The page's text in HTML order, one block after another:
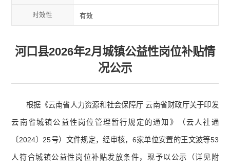
时效性 有效
河口县2026年2月城镇公益性岗位补贴情
况公示
根据《云南省人力资源和社会保障厅 云南省财政厅关于印发
云南省城镇公益性岗位管理暂行规定的通知》（云人社通
〔2024〕25号）文件规定，经审核，6家单位安置的王文波等53
人符合城镇公益性岗位补贴发放条件，现予以公示（详见附